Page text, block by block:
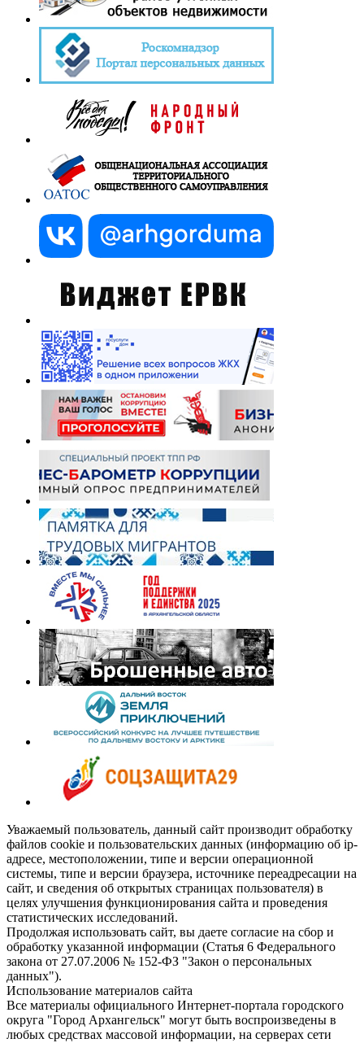
Уважаемый пользователь, данный сайт производит обработку
файлов cookie и пользовательских данных (информацию об ip-
адресе, местоположении, типе и версии операционной
системы, типе и версии браузера, источнике переадресации на
сайт, и сведения об открытых страницах пользователя) в
целях улучшения функционирования сайта и проведения
статистических исследований.
Продолжая использовать сайт, вы даете согласие на сбор и
обработку указанной информации (Статья 6 Федерального
закона от 27.07.2006 № 152-ФЗ "Закон о персональных
данных").
Использование материалов сайта
Все материалы официального Интернет-портала городского
округа "Город Архангельск" могут быть воспроизведены в
любых средствах массовой информации, на серверах сети